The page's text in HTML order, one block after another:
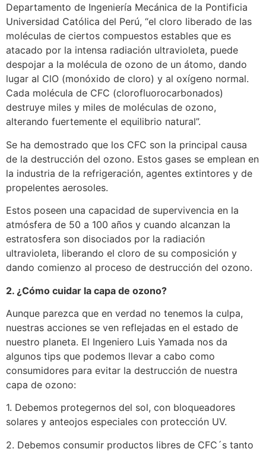
Departamento de Ingeniería Mecánica de la Pontificia
Universidad Católica del Perú, “el cloro liberado de las
moléculas de ciertos compuestos estables que es
atacado por la intensa radiación ultravioleta, puede
despojar a la molécula de ozono de un átomo, dando
lugar al ClO (monóxido de cloro) y al oxígeno normal.
Cada molécula de CFC (clorofluorocarbonados)
destruye miles y miles de moléculas de ozono,
alterando fuertemente el equilibrio natural”.
Se ha demostrado que los CFC son la principal causa
de la destrucción del ozono. Estos gases se emplean en
la industria de la refrigeración, agentes extintores y de
propelentes aerosoles.
Estos poseen una capacidad de supervivencia en la
atmósfera de 50 a 100 años y cuando alcanzan la
estratosfera son disociados por la radiación
ultravioleta, liberando el cloro de su composición y
dando comienzo al proceso de destrucción del ozono.
2. ¿Cómo cuidar la capa de ozono?
Aunque parezca que en verdad no tenemos la culpa,
nuestras acciones se ven reflejadas en el estado de
nuestro planeta. El Ingeniero Luis Yamada nos da
algunos tips que podemos llevar a cabo como
consumidores para evitar la destrucción de nuestra
capa de ozono:
1. Debemos protegernos del sol, con bloqueadores
solares y anteojos especiales con protección UV.
2. Debemos consumir productos libres de CFC´s tanto